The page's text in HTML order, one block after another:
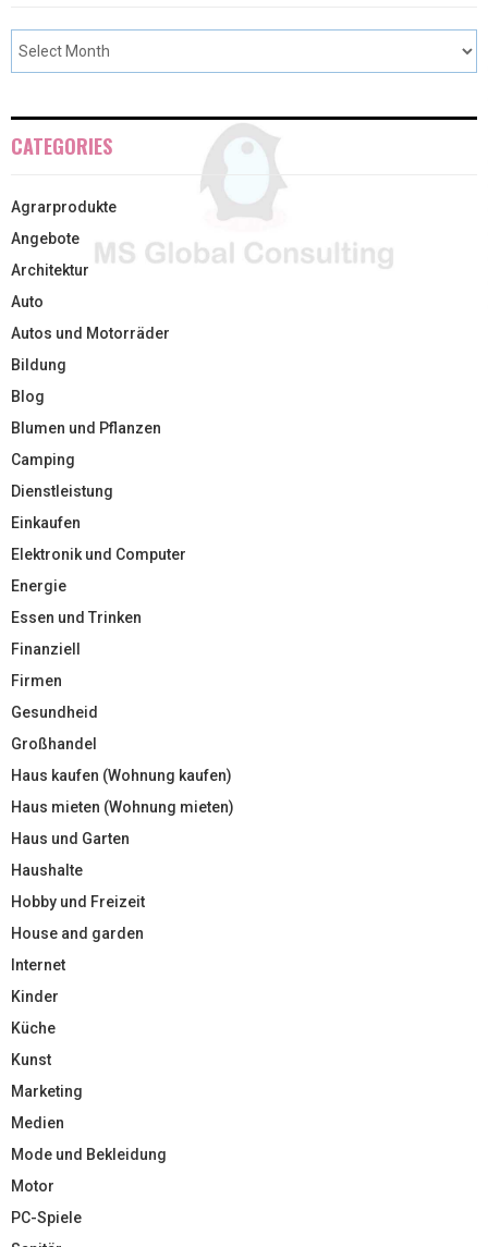
CATEGORIES
Agrarprodukte
Angebote
Architektur
Auto
Autos und Motorräder
Bildung
Blog
Blumen und Pflanzen
Camping
Dienstleistung
Einkaufen
Elektronik und Computer
Energie
Essen und Trinken
Finanziell
Firmen
Gesundheid
Großhandel
Haus kaufen (Wohnung kaufen)
Haus mieten (Wohnung mieten)
Haus und Garten
Haushalte
Hobby und Freizeit
House and garden
Internet
Kinder
Küche
Kunst
Marketing
Medien
Mode und Bekleidung
Motor
PC-Spiele